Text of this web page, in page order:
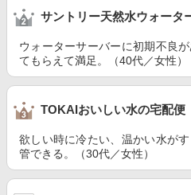
サントリー天然水ウォータ
ウォーターサーバーに初期不良
てもらえて満足。（40代／女性）
TOKAIおいしい水の宅配便
欲しい時に冷たい、温かい水が
管できる。（30代／女性）